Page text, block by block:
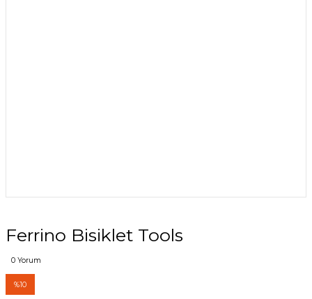
Ferrino Bisiklet Tools
0 Yorum
%10